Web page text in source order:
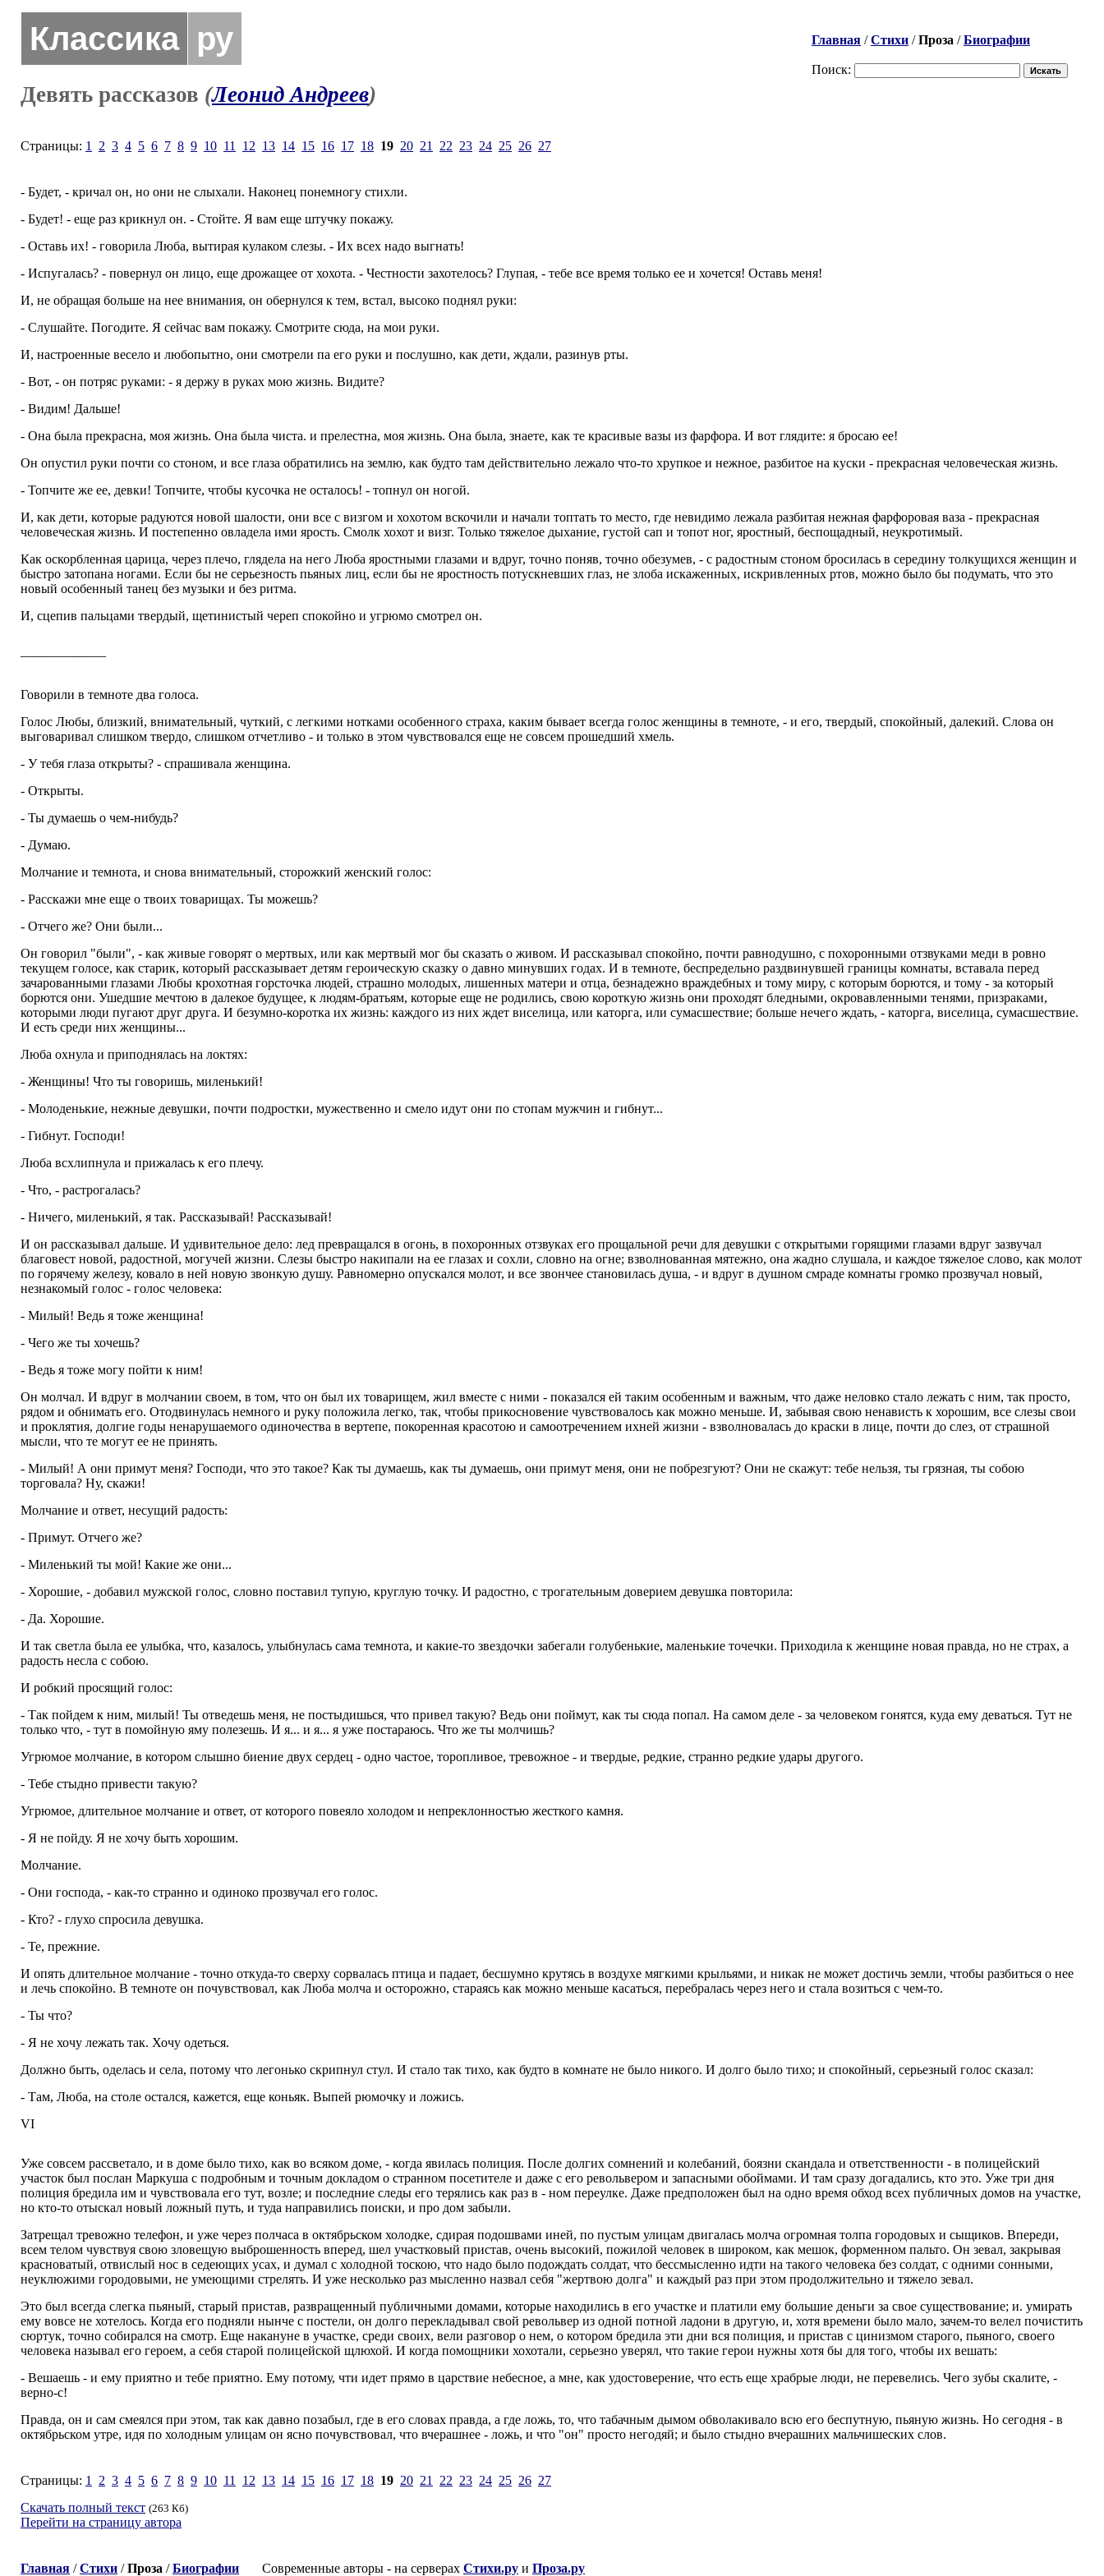
Главная /Стихи /Проза /Биографии
Поиск:
Классика ру
Девять рассказов (Леонид Андреев)
Страницы: 1 2 3 4 5 6 7 8 9 10 11 12 13 14 15 16 17 18 19 20 21 22 23 24 25 26 27
- Будет, - кричал он, но они не слыхали. Наконец понемногу стихли.
- Будет! - еще раз крикнул он. - Стойте. Я вам еще штучку покажу.
- Оставь их! - говорила Люба, вытирая кулаком слезы. - Их всех надо выгнать!
- Испугалась? - повернул он лицо, еще дрожащее от хохота. - Честности захотелось? Глупая, - тебе все время только ее и хочется! Оставь меня!
И, не обращая больше на нее внимания, он обернулся к тем, встал, высоко поднял руки:
- Слушайте. Погодите. Я сейчас вам покажу. Смотрите сюда, на мои руки.
И, настроенные весело и любопытно, они смотрели па его руки и послушно, как дети, ждали, разинув рты.
- Вот, - он потряс руками: - я держу в руках мою жизнь. Видите?
- Видим! Дальше!
- Она была прекрасна, моя жизнь. Она была чиста. и прелестна, моя жизнь. Она была, знаете, как те красивые вазы из фарфора. И вот глядите: я бросаю ее!
Он опустил руки почти со стоном, и все глаза обратились на землю, как будто там действительно лежало что-то хрупкое и нежное, разбитое на куски - прекрасная человеческая жизнь.
- Топчите же ее, девки! Топчите, чтобы кусочка не осталось! - топнул он ногой.
И, как дети, которые радуются новой шалости, они все с визгом и хохотом вскочили и начали топтать то место, где невидимо лежала разбитая нежная фарфоровая ваза - прекрасная
человеческая жизнь. И постепенно овладела ими ярость. Смолк хохот и визг. Только тяжелое дыхание, густой сап и топот ног, яростный, беспощадный, неукротимый.
Как оскорбленная царица, через плечо, глядела на него Люба яростными глазами и вдруг, точно поняв, точно обезумев, - с радостным стоном бросилась в середину толкущихся женщин и
быстро затопана ногами. Если бы не серьезность пьяных лиц, если бы не яростность потускневших глаз, не злоба искаженных, искривленных ртов, можно было бы подумать, что это
новый особенный танец без музыки и без ритма.
И, сцепив пальцами твердый, щетинистый череп спокойно и угрюмо смотрел он.
–––––––––––––
Говорили в темноте два голоса.
Голос Любы, близкий, внимательный, чуткий, с легкими нотками особенного страха, каким бывает всегда голос женщины в темноте, - и его, твердый, спокойный, далекий. Слова он
выговаривал слишком твердо, слишком отчетливо - и только в этом чувствовался еще не совсем прошедший хмель.
- У тебя глаза открыты? - спрашивала женщина.
- Открыты.
- Ты думаешь о чем-нибудь?
- Думаю.
Молчание и темнота, и снова внимательный, сторожкий женский голос:
- Расскажи мне еще о твоих товарищах. Ты можешь?
- Отчего же? Они были...
Он говорил "были", - как живые говорят о мертвых, или как мертвый мог бы сказать о живом. И рассказывал спокойно, почти равнодушно, с похоронными отзвуками меди в ровно
текущем голосе, как старик, который рассказывает детям героическую сказку о давно минувших годах. И в темноте, беспредельно раздвинувшей границы комнаты, вставала перед
зачарованными глазами Любы крохотная горсточка людей, страшно молодых, лишенных матери и отца, безнадежно враждебных и тому миру, с которым борются, и тому - за который
борются они. Ушедшие мечтою в далекое будущее, к людям-братьям, которые еще не родились, свою короткую жизнь они проходят бледными, окровавленными тенями, призраками,
которыми люди пугают друг друга. И безумно-коротка их жизнь: каждого из них ждет виселица, или каторга, или сумасшествие; больше нечего ждать, - каторга, виселица, сумасшествие.
И есть среди них женщины...
Люба охнула и приподнялась на локтях:
- Женщины! Что ты говоришь, миленький!
- Молоденькие, нежные девушки, почти подростки, мужественно и смело идут они по стопам мужчин и гибнут...
- Гибнут. Господи!
Люба всхлипнула и прижалась к его плечу.
- Что, - растрогалась?
- Ничего, миленький, я так. Рассказывай! Рассказывай!
И он рассказывал дальше. И удивительное дело: лед превращался в огонь, в похоронных отзвуках его прощальной речи для девушки с открытыми горящими глазами вдруг зазвучал
благовест новой, радостной, могучей жизни. Слезы быстро накипали на ее глазах и сохли, словно на огне; взволнованная мятежно, она жадно слушала, и каждое тяжелое слово, как молот
по горячему железу, ковало в ней новую звонкую душу. Равномерно опускался молот, и все звончее становилась душа, - и вдруг в душном смраде комнаты громко прозвучал новый,
незнакомый голос - голос человека:
- Милый! Ведь я тоже женщина!
- Чего же ты хочешь?
- Ведь я тоже могу пойти к ним!
Он молчал. И вдруг в молчании своем, в том, что он был их товарищем, жил вместе с ними - показался ей таким особенным и важным, что даже неловко стало лежать с ним, так просто,
рядом и обнимать его. Отодвинулась немного и руку положила легко, так, чтобы прикосновение чувствовалось как можно меньше. И, забывая свою ненависть к хорошим, все слезы свои
и проклятия, долгие годы ненарушаемого одиночества в вертепе, покоренная красотою и самоотречением ихней жизни - взволновалась до краски в лице, почти до слез, от страшной
мысли, что те могут ее не принять.
- Милый! А они примут меня? Господи, что это такое? Как ты думаешь, как ты думаешь, они примут меня, они не побрезгуют? Они не скажут: тебе нельзя, ты грязная, ты собою
торговала? Ну, скажи!
Молчание и ответ, несущий радость:
- Примут. Отчего же?
- Миленький ты мой! Какие же они...
- Хорошие, - добавил мужской голос, словно поставил тупую, круглую точку. И радостно, с трогательным доверием девушка повторила:
- Да. Хорошие.
И так светла была ее улыбка, что, казалось, улыбнулась сама темнота, и какие-то звездочки забегали голубенькие, маленькие точечки. Приходила к женщине новая правда, но не страх, а
радость несла с собою.
И робкий просящий голос:
- Так пойдем к ним, милый! Ты отведешь меня, не постыдишься, что привел такую? Ведь они поймут, как ты сюда попал. На самом деле - за человеком гонятся, куда ему деваться. Тут не
только что, - тут в помойную яму полезешь. И я... и я... я уже постараюсь. Что же ты молчишь?
Угрюмое молчание, в котором слышно биение двух сердец - одно частое, торопливое, тревожное - и твердые, редкие, странно редкие удары другого.
- Тебе стыдно привести такую?
Угрюмое, длительное молчание и ответ, от которого повеяло холодом и непреклонностью жесткого камня.
- Я не пойду. Я не хочу быть хорошим.
Молчание.
- Они господа, - как-то странно и одиноко прозвучал его голос.
- Кто? - глухо спросила девушка.
- Те, прежние.
И опять длительное молчание - точно откуда-то сверху сорвалась птица и падает, бесшумно крутясь в воздухе мягкими крыльями, и никак не может достичь земли, чтобы разбиться о нее
и лечь спокойно. В темноте он почувствовал, как Люба молча и осторожно, стараясь как можно меньше касаться, перебралась через него и стала возиться с чем-то.
- Ты что?
- Я не хочу лежать так. Хочу одеться.
Должно быть, оделась и села, потому что легонько скрипнул стул. И стало так тихо, как будто в комнате не было никого. И долго было тихо; и спокойный, серьезный голос сказал:
- Там, Люба, на столе остался, кажется, еще коньяк. Выпей рюмочку и ложись.
VI
Уже совсем рассветало, и в доме было тихо, как во всяком доме, - когда явилась полиция. После долгих сомнений и колебаний, боязни скандала и ответственности - в полицейский
участок был послан Маркуша с подробным и точным докладом о странном посетителе и даже с его револьвером и запасными обоймами. И там сразу догадались, кто это. Уже три дня
полиция бредила им и чувствовала его тут, возле; и последние следы его терялись как раз в - ном переулке. Даже предположен был на одно время обход всех публичных домов на участке,
но кто-то отыскал новый ложный путь, и туда направились поиски, и про дом забыли.
Затрещал тревожно телефон, и уже через полчаса в октябрьском холодке, сдирая подошвами иней, по пустым улицам двигалась молча огромная толпа городовых и сыщиков. Впереди,
всем телом чувствуя свою зловещую выброшенность вперед, шел участковый пристав, очень высокий, пожилой человек в широком, как мешок, форменном пальто. Он зевал, закрывая
красноватый, отвислый нос в седеющих усах, и думал с холодной тоскою, что надо было подождать солдат, что бессмысленно идти на такого человека без солдат, с одними сонными,
неуклюжими городовыми, не умеющими стрелять. И уже несколько раз мысленно назвал себя "жертвою долга" и каждый раз при этом продолжительно и тяжело зевал.
Это был всегда слегка пьяный, старый пристав, развращенный публичными домами, которые находились в его участке и платили ему большие деньги за свое существование; и. умирать
ему вовсе не хотелось. Когда его подняли нынче с постели, он долго перекладывал свой револьвер из одной потной ладони в другую, и, хотя времени было мало, зачем-то велел почистить
сюртук, точно собирался на смотр. Еще накануне в участке, среди своих, вели разговор о нем, о котором бредила эти дни вся полиция, и пристав с цинизмом старого, пьяного, своего
человека называл его героем, а себя старой полицейской щлюхой. И когда помощники хохотали, серьезно уверял, что такие герои нужны хотя бы для того, чтобы их вешать:
- Вешаешь - и ему приятно и тебе приятно. Ему потому, чти идет прямо в царствие небесное, а мне, как удостоверение, что есть еще храбрые люди, не перевелись. Чего зубы скалите, -
верно-с!
Правда, он и сам смеялся при этом, так как давно позабыл, где в его словах правда, а где ложь, то, что табачным дымом обволакивало всю его беспутную, пьяную жизнь. Но сегодня - в
октябрьском утре, идя по холодным улицам он ясно почувствовал, что вчерашнее - ложь, и что "он" просто негодяй; и было стыдно вчерашних мальчишеских слов.
Страницы: 1 2 3 4 5 6 7 8 9 10 11 12 13 14 15 16 17 18 19 20 21 22 23 24 25 26 27
Скачать полный текст (263 Кб)
Перейти на страницу автора
Главная /Стихи /Проза /Биографии Современные авторы - на серверах Стихи.ру и Проза.ру